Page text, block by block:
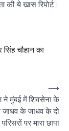
की ये खास रिपोर्ट।
सिंह चौहान का
ने मुंबई में शिवसेना के
जाधव के जाधव के दो
परिसरों पर मारा छापा
⟶